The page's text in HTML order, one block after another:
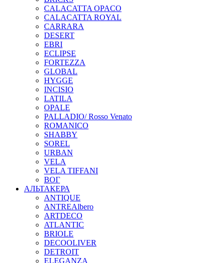
CALACATTA OPACO
CALACATTA ROYAL
CARRARA
DESERT
EBRI
ECLIPSE
FORTEZZA
GLOBAL
HYGGE
INCISIO
LATILA
OPALE
PALLADIO/ Rosso Venato
ROMANICO
SHABBY
SOREL
URBAN
VELA
VELA TIFFANI
ВОГ
АЛЬТАКЕРА
ANTIQUE
ANTREAlbero
ARTDECO
ATLANTIC
BRIOLE
DECOOLIVER
DETROIT
ELEGANZA